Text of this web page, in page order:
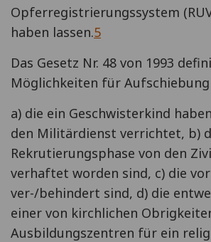
Opferregistrierungssystem
haben lassen.5
Das Gesetz Nr. 48 von 1993
Möglichkeiten für
a) die ein Geschwisterkind
den Militärdienst verrichtet, b)
Rekrutierungsphase von den
verhaftet worden sind, c) die
ver-/behindert sind, d) die
einer von kirchlichen
Ausbildungszentren für ein